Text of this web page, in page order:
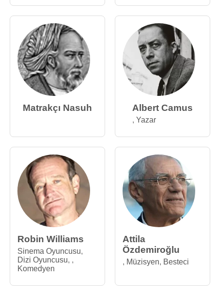
Matrakçı Nasuh Albert Camus
, Yazar
Robin Williams
Sinema Oyuncusu,
Dizi Oyuncusu, ,
Komedyen
Attila
Özdemiroğlu
, Müzisyen, Besteci